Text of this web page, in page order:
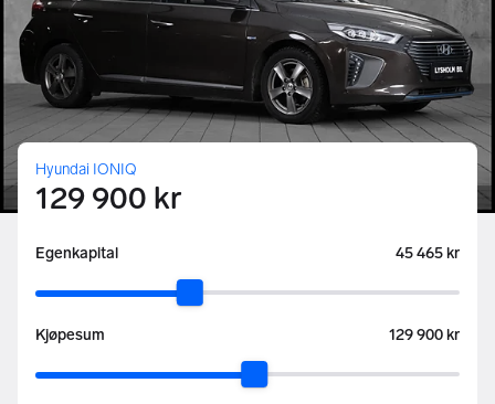
Hyundai IONIQ
129 900 kr
Egenkapital
: 45 465 kr
Kjøpesum
: 129 900 kr